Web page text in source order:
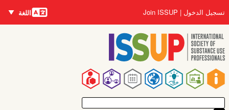
إلى
المحتوى
الرئيسي
Main
navigation
User
account
menu
تسجيل الدخول Join ISSUP اللغات
اللغة